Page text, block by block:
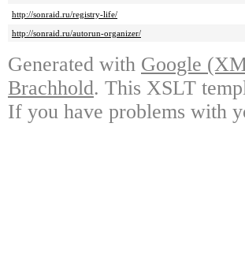
http://sonraid.ru/registry-life/
http://sonraid.ru/autorun-organizer/
Generated with Google
Brachhold. This XSLT
If you have problems with